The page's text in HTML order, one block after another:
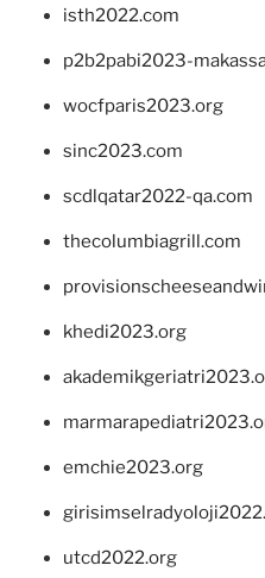
isth2022.com
p2b2pabi2023-
wocfparis2023.org
sinc2023.com
scdlqatar2022-qa.com
thecolumbiagrill.com
khedi2023.org
emchie2023.org
utcd2022.org